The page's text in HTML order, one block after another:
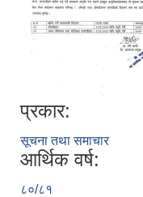
प्रकार:
सूचना तथा समाचार
आर्थिक वर्ष:
८०/८१